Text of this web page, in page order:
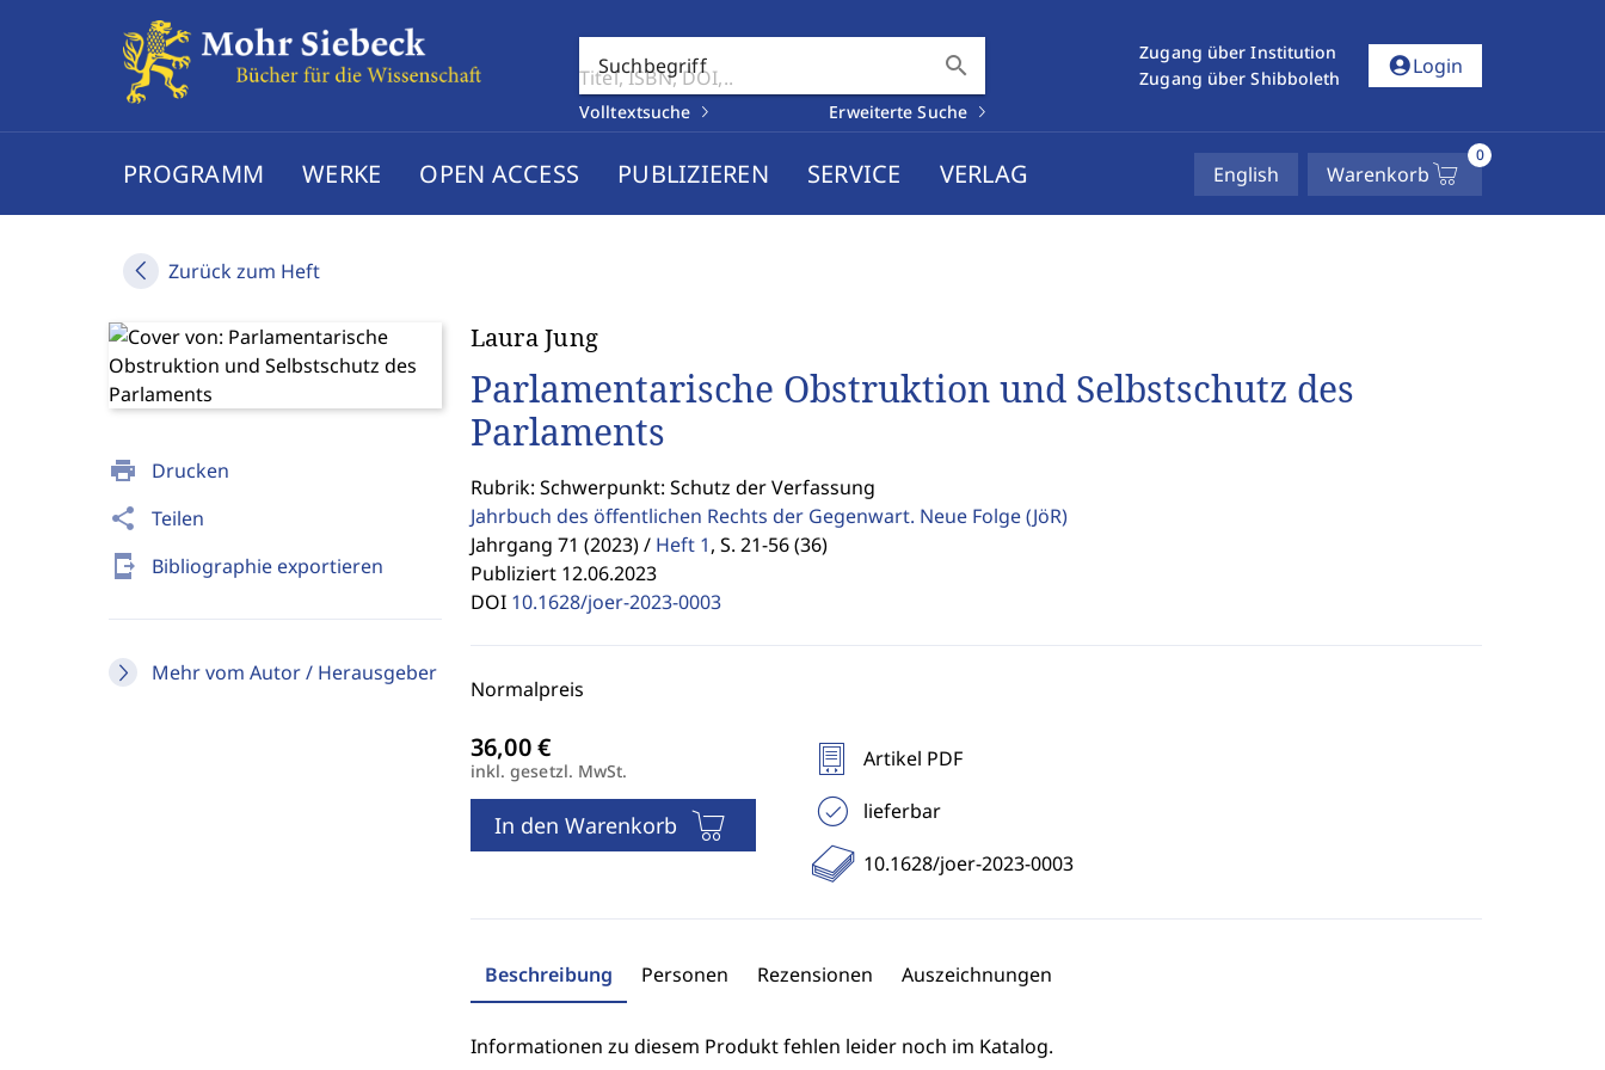
Suchbegriff search
Volltextsuche Erweiterte Suche
Zugang über Institution
Zugang über Shibboleth
account_circleLogin
PROGRAMM WERKE OPEN ACCESS PUBLIZIEREN SERVICE VERLAG English Warenkorb
0
Zurück zum Heft
print Drucken
share Teilen
send_to_mobile Bibliographie exportieren
Mehr vom Autor / Herausgeber
Laura Jung
Parlamentarische Obstruktion und Selbstschutz des
Parlaments
Rubrik: Schwerpunkt: Schutz der Verfassung
Jahrbuch des öffentlichen Rechts der Gegenwart. Neue Folge(JöR)
Jahrgang 71 (2023) / Heft 1, S. 21-56 (36)
Publiziert 12.06.2023
DOI 10.1628/joer-2023-0003
Normalpreis
inkl. gesetzl. MwSt.
In den Warenkorb
Artikel PDF
lieferbar
10.1628/joer-2023-0003
Beschreibung Personen Rezensionen Auszeichnungen
Informationen zu diesem Produkt fehlen leider noch im Katalog.